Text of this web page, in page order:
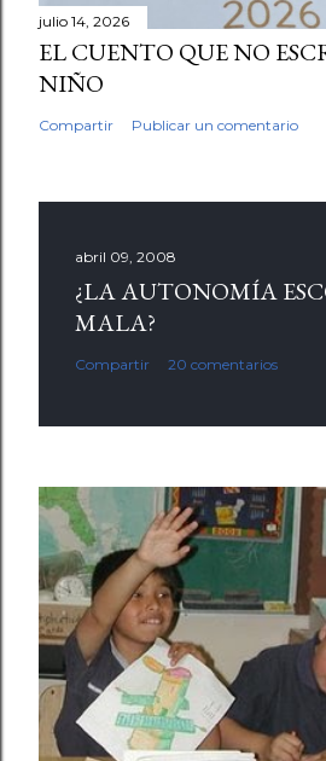
julio 14, 2026
EL CUENTO QUE NO
NIÑO
Compartir Publicar un comentario
abril 09, 2008
¿LA AUTONOMÍA
MALA?
Compartir 20 comentarios